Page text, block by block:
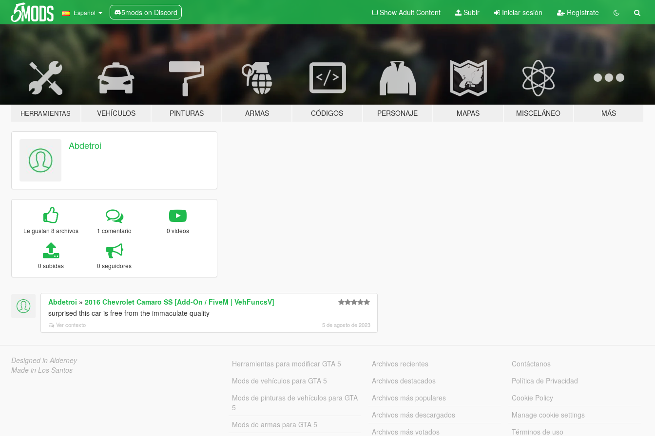
Español 5mods on Discord Show Adult Content Subir Iniciar sesión Regístrate
HERRAMIENTAS VEHÍCULOS PINTURAS ARMAS CÓDIGOS PERSONAJE MAPAS MISCELÁNEO MÁS
Abdetroi
Le gustan 8 archivos 1 comentario 0 vídeos
0 subidas 0 seguidores
Abdetroi » 2016 Chevrolet Camaro SS [Add-On / FiveM | VehFuncsV]
surprised this car is free from the immaculate quality
Ver contexto 5 de agosto de 2023
Designed in Alderney
Made in Los Santos
Herramientas para modificar GTA 5
Mods de vehículos para GTA 5
Mods de pinturas de vehículos para GTA
5
Mods de armas para GTA 5
Archivos recientes
Archivos destacados
Archivos más populares
Archivos más descargados
Archivos más votados
Contáctanos
Política de Privacidad
Cookie Policy
Manage cookie settings
Términos de uso